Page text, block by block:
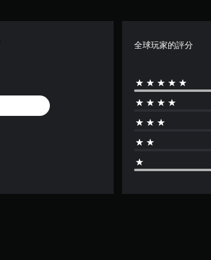
全球玩家的評分